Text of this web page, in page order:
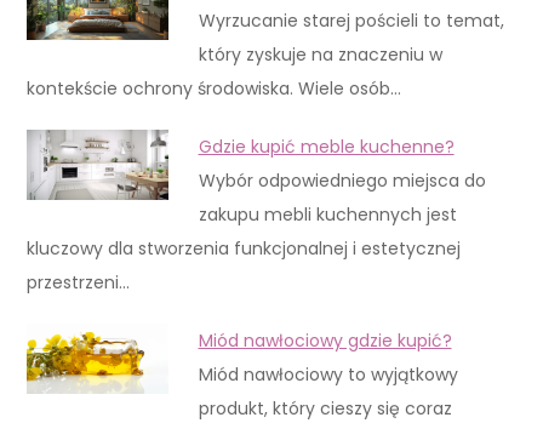
Wyrzucanie starej pościeli to temat,
który zyskuje na znaczeniu w
kontekście ochrony środowiska. Wiele osób…
Gdzie kupić meble kuchenne?
Wybór odpowiedniego miejsca do
zakupu mebli kuchennych jest
kluczowy dla stworzenia funkcjonalnej i estetycznej
przestrzeni…
Miód nawłociowy gdzie kupić?
Miód nawłociowy to wyjątkowy
produkt, który cieszy się coraz